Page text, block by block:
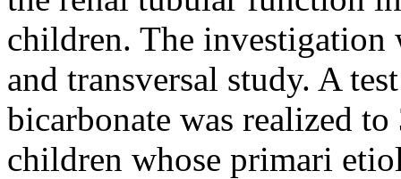
children. The investigation
and transversal study. A
bicarbonate was realized
children whose primari